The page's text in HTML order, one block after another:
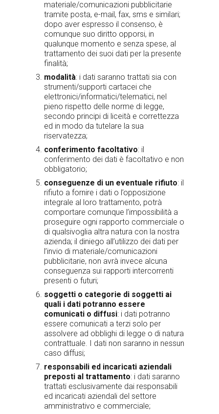
materiale/comunicazioni pubblicitarie
tramite posta, e-mail, fax, sms e similari;
dopo aver espresso il consenso, è
comunque suo diritto opporsi, in
qualunque momento e senza spese, al
trattamento dei suoi dati per la presente
finalità;
modalità: i dati saranno trattati sia con
strumenti/supporti cartacei che
elettronici/informatici/telematici, nel
pieno rispetto delle norme di legge,
secondo principi di liceità e correttezza
ed in modo da tutelare la sua
riservatezza;
conferimento facoltativo: il
conferimento dei dati è facoltativo e non
obbligatorio;
conseguenze di un eventuale rifiuto: il
rifiuto a fornire i dati o l’opposizione
integrale al loro trattamento, potrà
comportare comunque l’impossibilità a
proseguire ogni rapporto commerciale o
di qualsivoglia altra natura con la nostra
azienda; il diniego all’utilizzo dei dati per
l’invio di materiale/comunicazioni
pubblicitarie, non avrà invece alcuna
conseguenza sui rapporti intercorrenti
presenti o futuri;
soggetti o categorie di soggetti ai
quali i dati potranno essere
comunicati o diffusi: i dati potranno
essere comunicati a terzi solo per
assolvere ad obblighi di legge o di natura
contrattuale. I dati non saranno in nessun
caso diffusi;
responsabili ed incaricati aziendali
preposti al trattamento: i dati saranno
trattati esclusivamente dai responsabili
ed incaricati aziendali del settore
amministrativo e commerciale;